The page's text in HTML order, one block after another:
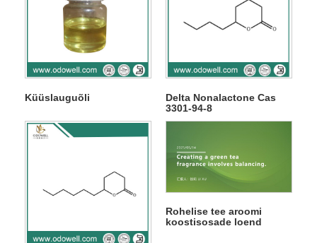
Küüslauguõli
Delta Nonalactone Cas
3301-94-8
Rohelise tee aroomi
koostisosade loend